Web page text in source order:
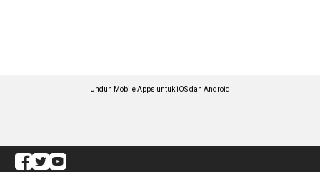
Unduh Mobile Apps untuk iOS dan Android